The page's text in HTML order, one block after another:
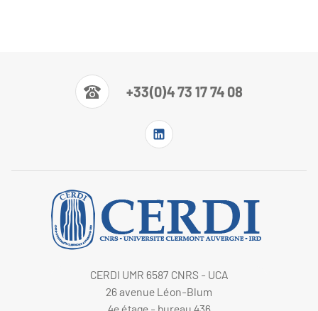
+33(0)4 73 17 74 08
CERDI UMR 6587 CNRS - UCA
26 avenue Léon-Blum